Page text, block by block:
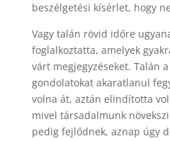
beszélgetési kísérlet, hogy
Vagy talán rövid időre
foglalkoztatta, amelyek
várt megjegyzéseket. Talán
gondolatokat akaratlanul
volna át, aztán elindította
mivel társadalmunk
pedig fejlődnek, aznap úgy